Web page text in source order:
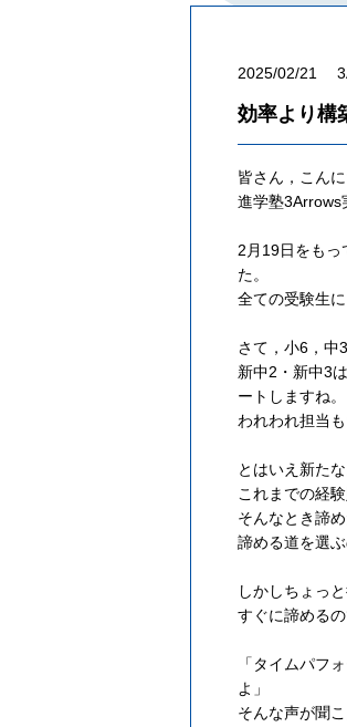
2025/02/21
効率より構
皆さん，こんに
進学塾3Arrows
2月19日をもっ
た。
全ての受験生
さて，小6，中
新中2・新中3
ートしますね。
われわれ担当
とはいえ新た
これまでの経
そんなとき諦
諦める道を選ぶ
しかしちょっ
すぐに諦める
「タイムパフ
よ」
そんな声が聞